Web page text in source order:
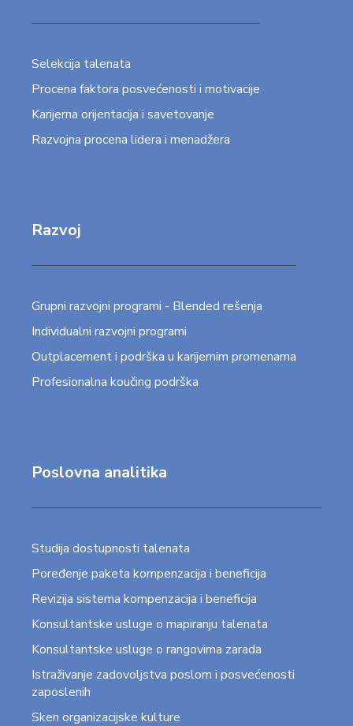
Selekcija talenata
Procena faktora posvećenosti i motivacije
Karijerna orijentacija i savetovanje
Razvojna procena lidera i menadžera
Razvoj
Grupni razvojni programi - Blended rešenja
Individualni razvojni programi
Outplacement i podrška u karijernim promenama
Profesionalna koučing podrška
Poslovna analitika
Studija dostupnosti talenata
Poređenje paketa kompenzacija i beneficija
Revizija sistema kompenzacija i beneficija
Konsultantske usluge o mapiranju talenata
Konsultantske usluge o rangovima zarada
Istraživanje zadovoljstva poslom i posvećenosti
zaposlenih
Sken organizacijske kulture